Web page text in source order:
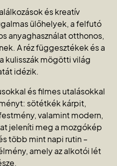
és kreatív
ülőhelyek, a felfutó
anyaghasználat otthonos,
A réz függesztékek és a
kulisszák mögötti világ
idézik.
és filmes utalásokkal
sötétkék kárpit,
valamint modern,
jeleníti meg a mozgókép
több mint napi rutin –
amely az alkotói lét